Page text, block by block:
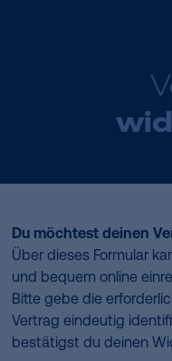
Du möchtest deinen
Über dieses Formular
und bequem online
Bitte gebe die
Vertrag eindeutig
bestätigst du deinen